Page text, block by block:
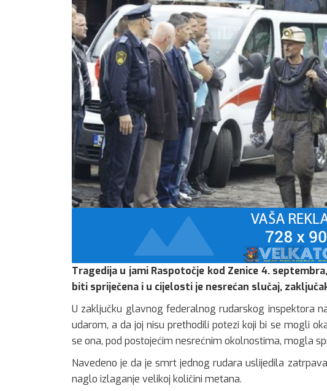
Tragedija u jami Raspotočje kod Zenice 4.
biti spriječena i u cijelosti je nesrećan slučaj,
U zaključku glavnog federalnog rudarskog inspektora
udarom, a da joj nisu prethodili potezi koji bi se mogli
se ona, pod postojećim nesrećnim okolnostima, mogla
Navedeno je da je smrt jednog rudara uslijedila
naglo izlaganje velikoj količini metana.